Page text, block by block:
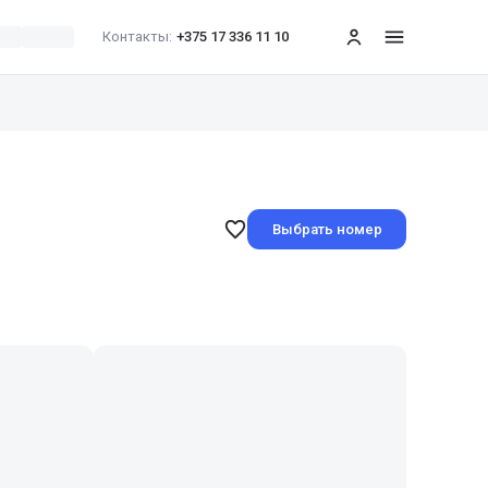
Контакты: +375 17 336 11 10 меню
Выбрать номер